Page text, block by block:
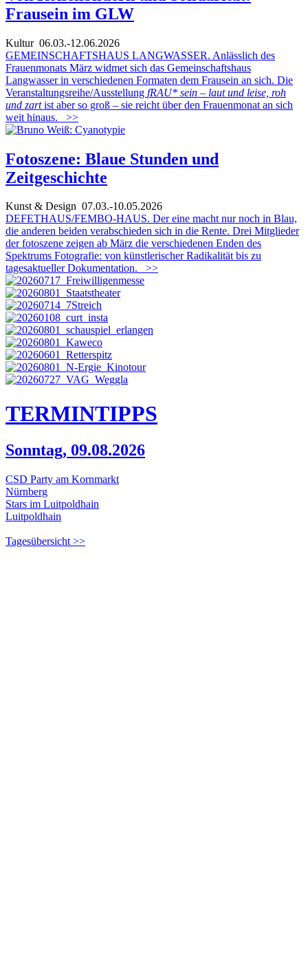
Frausein im GLW
Kultur06.03.-12.06.2026
GEMEINSCHAFTSHAUS LANGWASSER. Anlässlich des
Frauenmonats März widmet sich das Gemeinschaftshaus
Langwasser in verschiedenen Formaten dem Frausein an sich. Die
Veranstaltungsreihe/Ausstellung fRAU* sein – laut und leise, roh
und zartist aber so groß – sie reicht über den Frauenmonat an sich
weit hinaus.
>>
Fotoszene: Blaue Stunden und
Zeitgeschichte
Kunst & Design 07.03.-10.05.2026
DEFETHAUS/FEMBO-HAUS. Der eine macht nur noch in Blau,
die anderen beiden verabschieden sich in die Rente. Drei Mitglieder
der fotoszene zeigen ab März die verschiedenen Enden des
Spektrums Fotografie: von künstlerischer Radikalität bis zu
tagesaktueller Dokumentation.
>>
TERMINTIPPS
Sonntag, 09.08.2026
CSD Party am Kornmarkt
Nürnberg
Stars im Luitpoldhain
Luitpoldhain
Tagesübersicht >>